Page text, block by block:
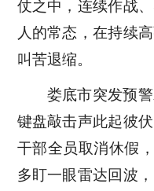
仗之中， 连续作战
人的常态 ，在持续
叫苦退缩。
娄底市突发预
键盘敲击声此起彼
干部全员取消休假
多盯一眼雷达回波